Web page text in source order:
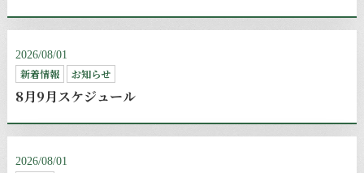
2026/08/01
新着情報 お知らせ
8月9月スケジュール
2026/08/01